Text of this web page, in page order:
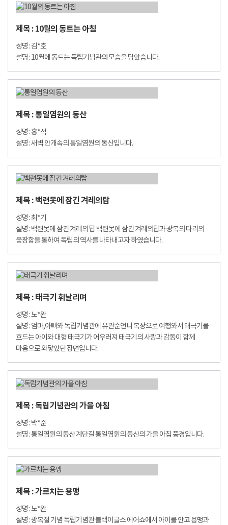
제목 : 10월의 동트는 아침
성명 : 김*호
설명 : 10월에 동트는 독립기념관의 모습을 담았습니다.
제목 : 통일염원의 동산
성명 : 홍*석
설명 : 새벽 안개속의 통일염원의 동산입니다.
제목 : 백련못에 잠긴 겨레의탑
성명 : 최*기
설명 : 백련못에 잠긴 겨레의 탑 백련못에 잠긴 겨레의탑과 광복의 다리의
웅장함을 통하여 독립의 역사를 나타내고자 하였습니다.
제목 : 태극기 휘날리며
성명 : 노*완
설명 : 엄마,아빠와 독립기념관에 유관순언니 복장으로 여행와서 태극기를
흐드는 아이와 대형 태극기가 어우러져 태극기의 사랑과 감동이 함께
마음으로 와닿았던 장면입니다.
제목 : 독립기념관의 가을 아침
성명 : 박*준
설명 : 통일염원의 동산 계단길 통일염원의 동산의 가을 아침 풍경입니다.
제목 : 가르치는 용맹
성명 : 노*완
설명 : 광복절 기념 독립기념관 블랙이글스 에어쇼에서 아이를 안고 용맹과